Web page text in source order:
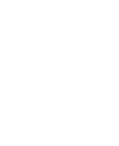
3, thành
thiết như: tivi,
tóc,...
lại 1 cảm